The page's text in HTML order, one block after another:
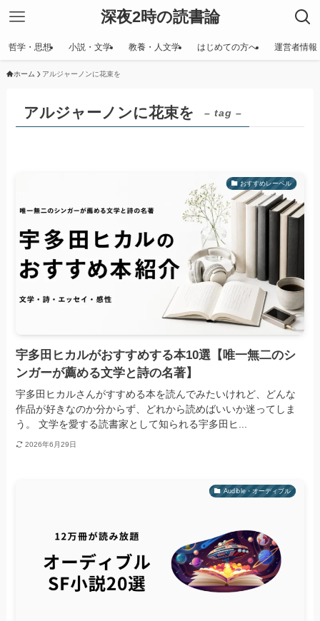
深夜2時の読書論
哲学・思想 小説・文学 教養・人文学 はじめての方へ 運営者情報
ホーム アルジャーノンに花束を
アルジャーノンに花束を – tag –
おすすめレーベル
宇多田ヒカルがおすすめする本10選【唯一無二のシ
ンガーが薦める文学と詩の名著】
宇多田ヒカルさんがすすめる本を読んでみたいけれど、どんな
作品が好きなのか分からず、どれから読めばいいか迷ってしま
う。 文学を愛する読書家として知られる宇多田ヒ...
2026年6月29日
Audible・オーディブル